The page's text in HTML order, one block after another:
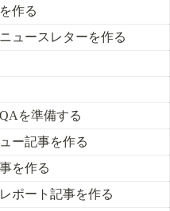
作る
ュースレターを作る
を準備する
ー記事を作る
を作る
ポート記事を作る